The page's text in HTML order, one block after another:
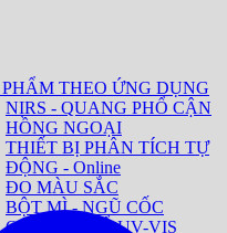
THEO ỨNG DỤNG
NIRS - QUANG PHỔ CẬN
HỒNG NGOẠI
THIẾT BỊ PHÂN TÍCH TỰ
ĐỘNG - Online
ĐO MÀU SẮC
BỘT MÌ - NGŨ CỐC
QUANG PHỔ UV-VIS